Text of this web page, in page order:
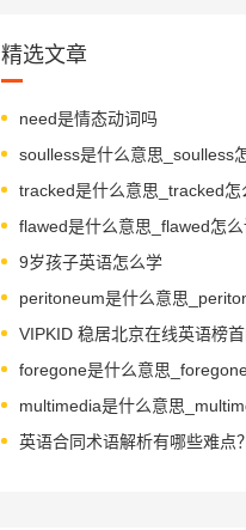
精选文章
need是情态动词吗
9岁孩子英语怎么学
英语合同术语解析有哪些难点？